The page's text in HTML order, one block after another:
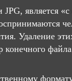
является
Удаление
конечного